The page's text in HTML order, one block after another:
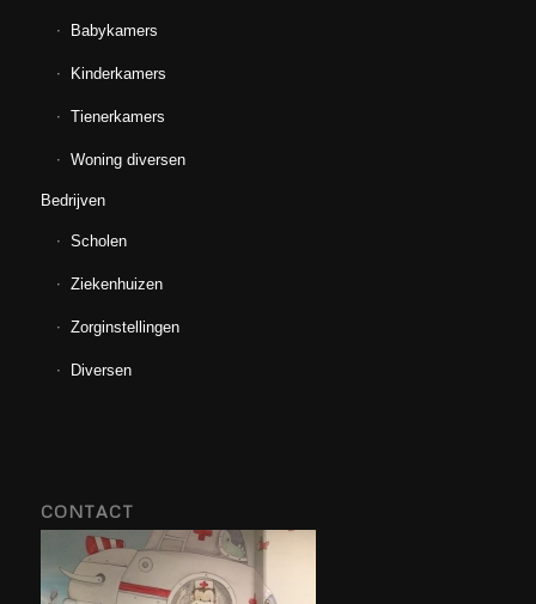
Babykamers
Kinderkamers
Tienerkamers
Woning diversen
Bedrijven
Scholen
Ziekenhuizen
Zorginstellingen
Diversen
CONTACT